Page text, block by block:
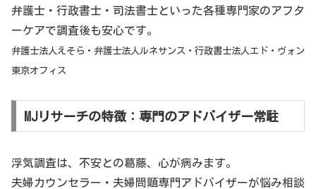
弁護士・行政書士・司法書士といった各種専門家のアフタ
ーケアで調査後も安心です。
弁護士法人えそら・弁護士法人ルネサンス・行政書士法人エド・ヴォン
東京オフィス
MJリサーチの特徴：専門のアドバイザー常駐
浮気調査は、不安との葛藤、心が病みます。
夫婦カウンセラー・夫婦問題専門アドバイザーが悩み相談